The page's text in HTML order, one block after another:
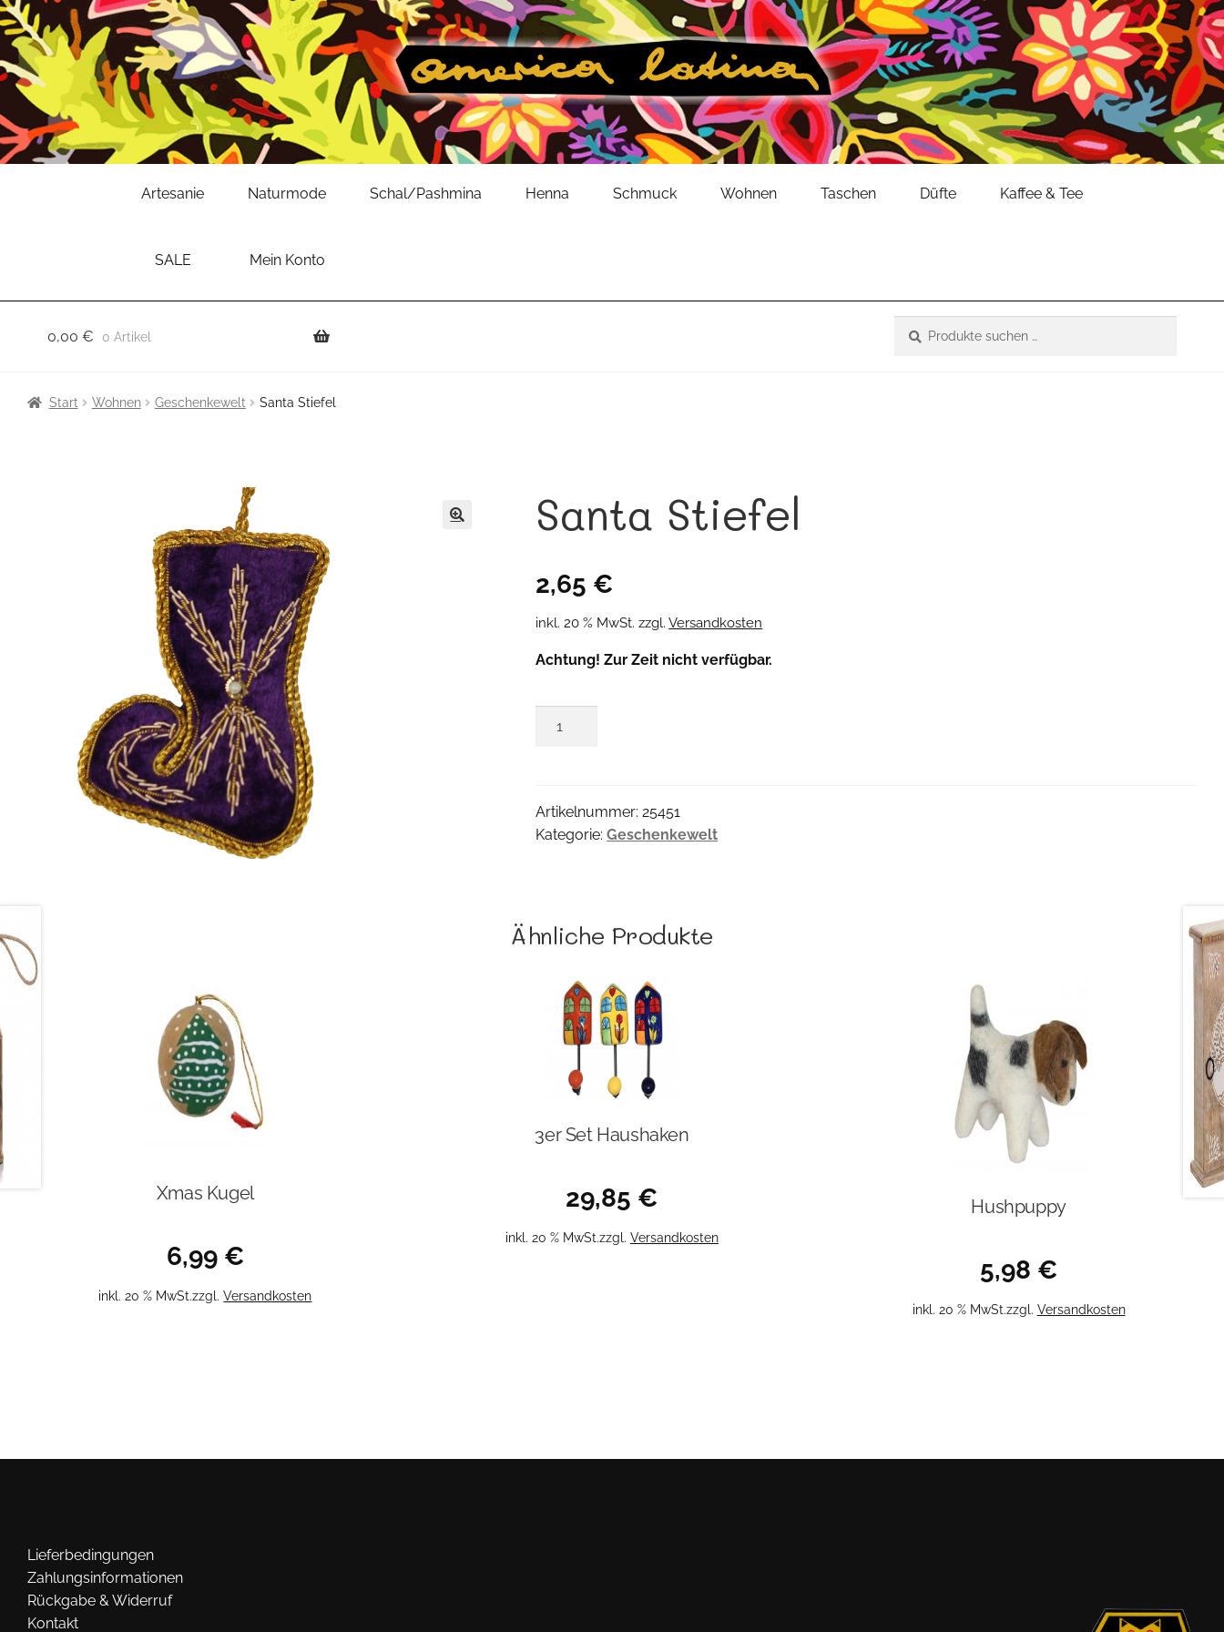
Artesanie Naturmode Schal/Pashmina Henna Schmuck Wohnen Taschen Düfte Kaffee & Tee
SALE Mein Konto
0,00 € 0 Artikel
nach:
Start Wohnen Geschenkewelt Santa Stiefel
Santa Stiefel
2,65 €
inkl. 20 % MwSt. zzgl.Versandkosten
Achtung! Zur Zeit nicht verfügbar.
Artikelnummer:25451
Kategorie:Geschenkewelt
Ähnliche Produkte
Xmas Kugel
6,99 €
inkl. 20 % MwSt.zzgl.Versandkosten
3er Set Haushaken
29,85 €
inkl. 20 % MwSt.zzgl. Versandkosten
Hushpuppy
5,98 €
inkl. 20 % MwSt.zzgl. Versandkosten
Lieferbedingungen
Zahlungsinformationen
Rückgabe & Widerruf
Kontakt